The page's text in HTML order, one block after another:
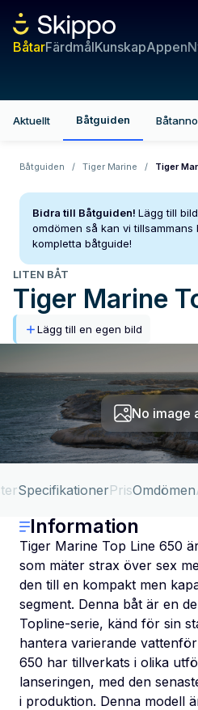
BåtarFärdmålKunskapAppen
Aktuellt Båtguiden
Båtguiden / Tiger Marine / Tiger
Bidra till Båtguiden! Lägg till
omdömen så kan vi tillsammans
kompletta båtguide!
LITEN BÅT
Tiger Marine
Lägg till en egen bild
No image
SpecifikationerPrisOmdömen
Information
Tiger Marine Top Line 650
som mäter strax över sex
den till en kompakt men
segment. Denna båt är en
Topline-serie, känd för sin
hantera varierande
650 har tillverkats i olika
lanseringen, med den
i produktion. Denna modell